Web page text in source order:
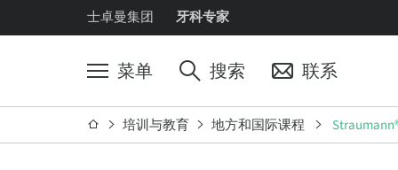
士卓曼集团 牙科专家
菜单 搜索 联系
培训与教育 地方和国际课程